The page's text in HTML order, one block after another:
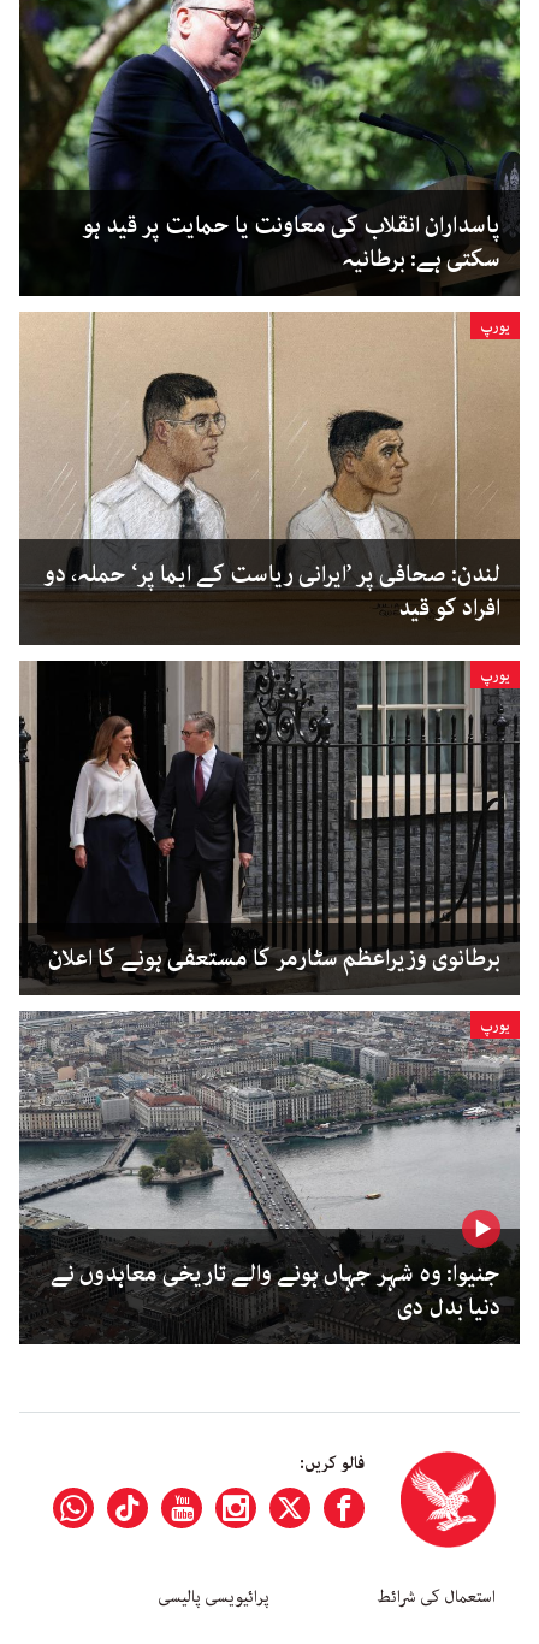
پاسداران انقلاب کی معاونت یا حمایت پر قید ہو
سکتی ہے: برطانیہ
یورپ
لندن: صحافی پر ’ایرانی ریاست کے ایما پر‘ حملہ، دو
افراد کو قید
یورپ
برطانوی وزیراعظم سٹارمر کا مستعفی ہونے کا اعلان
یورپ
جنیوا: وہ شہر جہاں ہونے والے تاریخی معاہدوں نے
دنیا بدل دی
فالو کریں:
استعمال کی شرائط پرائیویسی پالیسی